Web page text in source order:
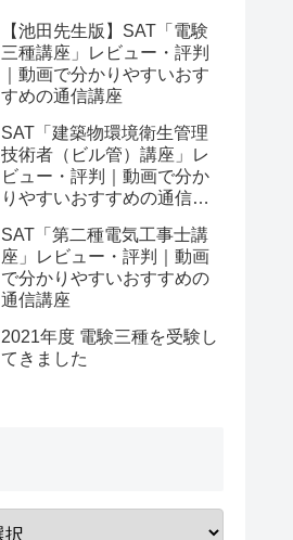
【池田先生版】SAT「電験
三種講座」レビュー・評判
｜動画で分かりやすいおす
すめの通信講座
SAT「建築物環境衛生管理
技術者（ビル管）講座」レ
ビュー・評判｜動画で分か
りやすいおすすめの通信講
SAT「第二種電気工事士講
座」レビュー・評判｜動画
で分かりやすいおすすめの
通信講座
2021年度 電験三種を受験し
てきました